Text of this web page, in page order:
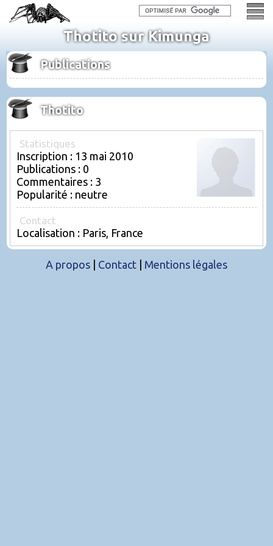
Thotito sur Kimunga
Publications
Thotito
Statistiques
Inscription : 13 mai 2010
Publications : 0
Commentaires : 3
Popularité : neutre
Contact
Localisation : Paris, France
A propos Contact Mentions légales